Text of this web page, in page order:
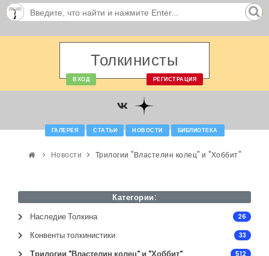
Толкинисты
ВХОД РЕГИСТРАЦИЯ
ГАЛЕРЕЯ СТАТЬИ НОВОСТИ БИБЛИОТЕКА
Новости Трилогии "Властелин колец" и "Хоббит"
Категории:
Наследие Толкина
26
Конвенты толкинистики 33
512